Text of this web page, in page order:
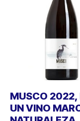
MUSCO 2022,
UN VINO